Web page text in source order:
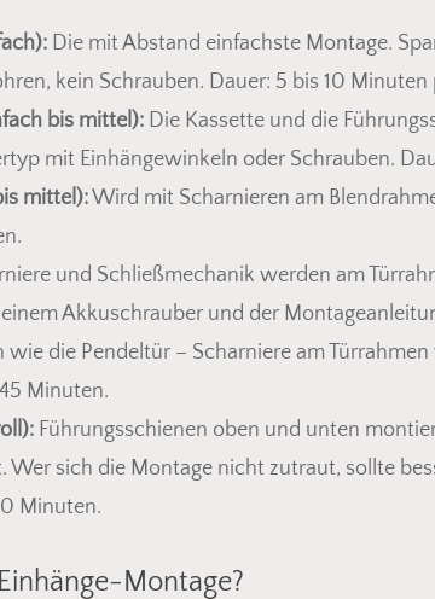
Die mit Abstand einfachste Montage.
kein Schrauben. Dauer: 5 bis 10
bis mittel): Die Kassette und die
mit Einhängewinkeln oder Schrauben.
mittel):Wird mit Scharnieren am
und Schließmechanik werden am
Akkuschrauber und der
wie die Pendeltür – Scharniere am
Minuten.
Führungsschienen oben und unten
Wer sich die Montage nicht zutraut, sollte
Minuten.
Montage?